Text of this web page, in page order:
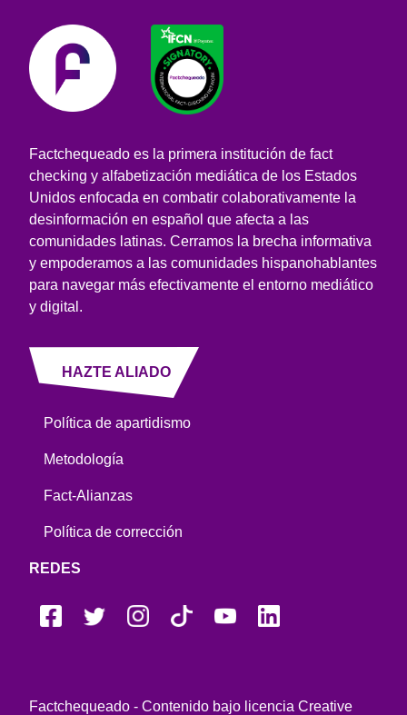
Factchequeado es la primera institución de fact
checking y alfabetización mediática de los Estados
Unidos enfocada en combatir colaborativamente la
desinformación en español que afecta a las
comunidades latinas. Cerramos la brecha informativa
y empoderamos a las comunidades hispanohablantes
para navegar más efectivamente el entorno mediático
y digital.
HAZTE ALIADO
Política de apartidismo
Metodología
Fact-Alianzas
Política de corrección
REDES
Factchequeado - Contenido bajo licencia Creative